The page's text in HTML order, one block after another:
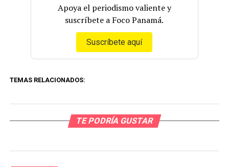
Apoya el periodismo valiente y
suscríbete a Foco Panamá.
Suscríbete aquí
TEMAS RELACIONADOS:
TE PODRÍA GUSTAR